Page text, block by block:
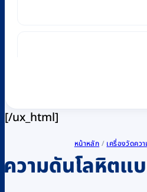
หน้าหลัก / เครื่องวัดคว
ความดันโลหิต
[/ux_html]